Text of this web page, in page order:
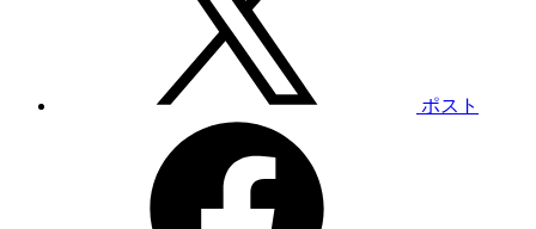
ポスト